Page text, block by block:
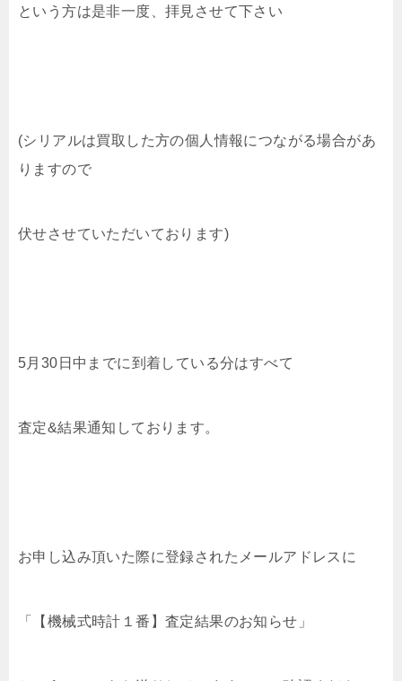
という方は是非一度、拝見させて下さい
(シリアルは買取した方の個人情報につながる場合があ
りますので
伏せさせていただいております)
5月30日中までに到着している分はすべて
査定&結果通知しております。
お申し込み頂いた際に登録されたメールアドレスに
「【機械式時計１番】査定結果のお知らせ」